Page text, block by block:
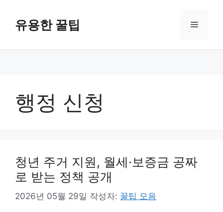
유용한 꿀팁 메
행정 신청
청년 주거 지원, 월세·보증금 공짜
로 받는 정책 공개
2026년 05월 29일 작성자: 꿀팁 모음